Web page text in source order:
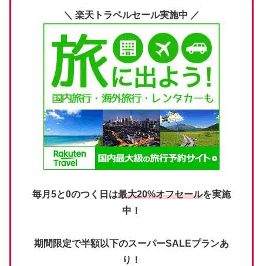
＼ 楽天トラベルセール実施中 ／
毎月5と0のつく日は最大20%オフセールを実施
中！
期間限定で半額以下のスーパーSALEプランあ
り！